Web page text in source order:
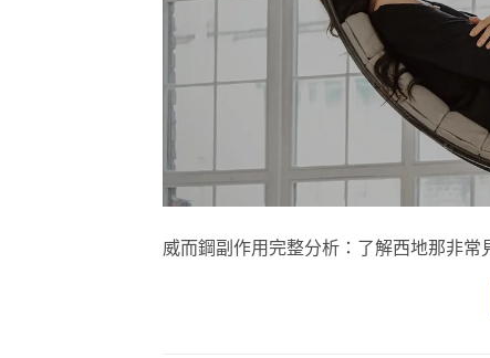
威而鋼副作用完整分析：了解西地那非